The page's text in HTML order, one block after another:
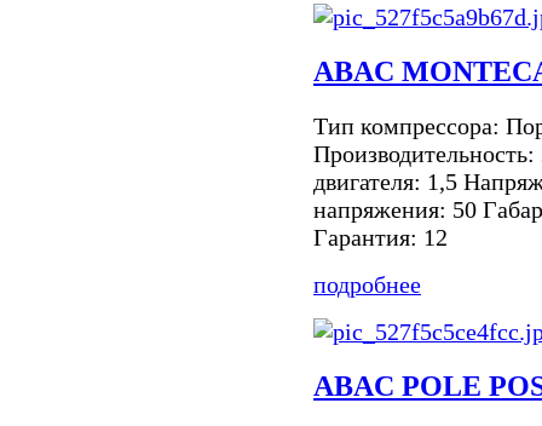
ABAC
Тип компрессора:
двигателя: 1,5
напряжения: 50
Гарантия: 12
подробнее
ABAC POLE